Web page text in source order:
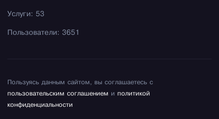
Услуги: 53
Пользователи: 3651
Пользуясь данным сайтом, вы соглашаетесь с
пользовательским соглашением и политикой
конфиденциальности